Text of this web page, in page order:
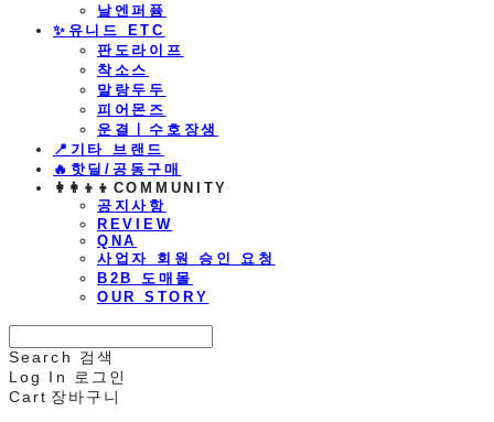
날엔퍼퓸
​✨유니드 ETC
판도라이프
착소스
말랑두두
피어몬즈
운결ㅣ수호장생
📍기타 브랜드
🔥핫딜/공동구매
👩‍👩‍👦‍👦COMMUNITY
공지사항
REVIEW
QNA
사업자 회원 승인 요청
B2B 도매몰
OUR STORY
Search
검색
Log In
로그인
Cart 장바구니